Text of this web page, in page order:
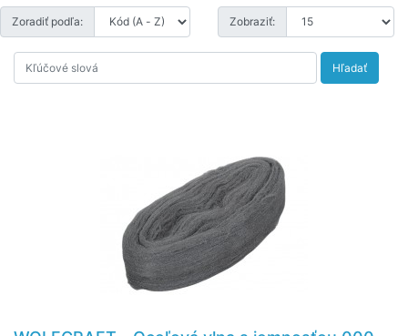
Zoradiť podľa: Zobraziť:
Hľadať